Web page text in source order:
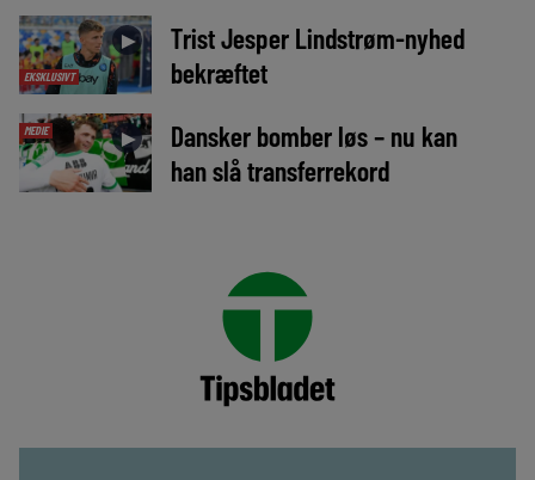
EKSKLUSIVT
►
Trist Jesper Lindstrøm-nyhed
bekræftet
MEDIE ►
Dansker bomber løs – nu kan
han slå transferrekord